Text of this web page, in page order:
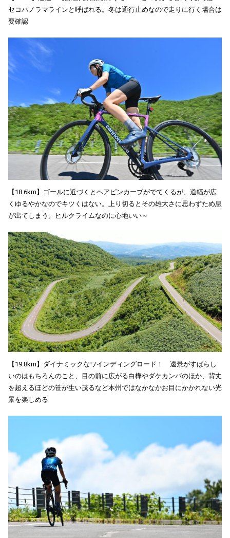
セコパノラマラインと呼ばれる。冬は通行止めなので走りに行く場合は
要確認
【18.6km】ゴールに近づくとヘアピンカーブがでてくるが、道幅が広
くゆるやかなのでキツくはない。上り切るとその雄大さに思わずため息
が出てしまう。ヒルクライムなのに心地いい～
【19.8km】ダイナミックなワインディングロード！ 遠景がすばらし
いのはもちろんのこと、目の前に広がる白樺やダケカンバのほか、背丈
を超えるほどの笹が生い茂るなど本州ではなかなかお目にかかれない光
景を楽しめる